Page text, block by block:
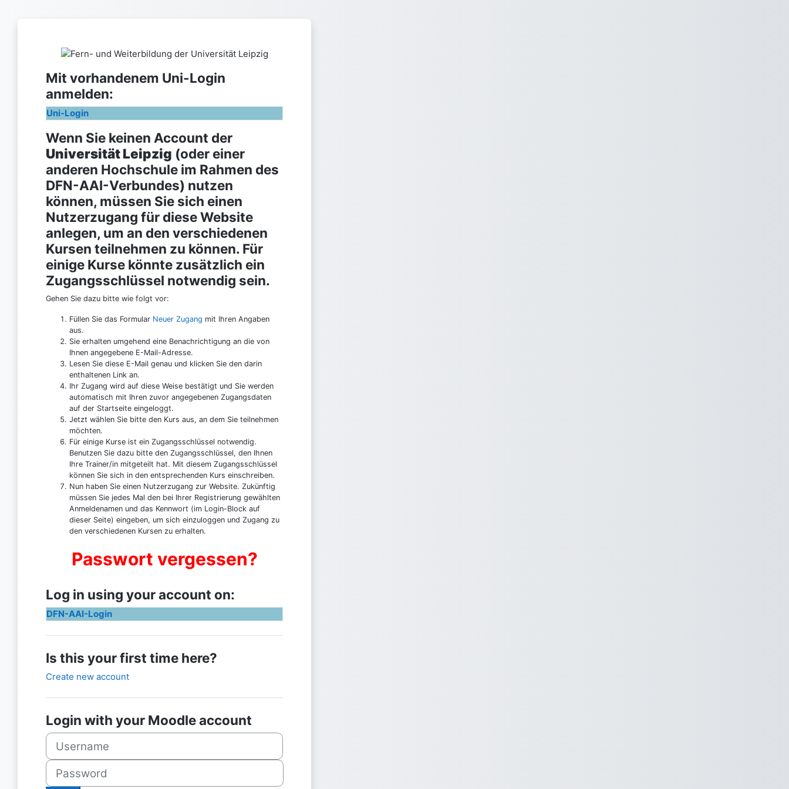
Log in to Fern- und Weiterbildung der Universität Leipzig
Mit vorhandenem Uni-Login
anmelden:
Uni-Login
Wenn Sie keinen Account der
Universität Leipzig (oder einer
anderen Hochschule im Rahmen des
DFN-AAI-Verbundes) nutzen
können, müssen Sie sich einen
Nutzerzugang für diese Website
anlegen, um an den verschiedenen
Kursen teilnehmen zu können. Für
einige Kurse könnte zusätzlich ein
Zugangsschlüssel notwendig sein.
Gehen Sie dazu bitte wie folgt vor:
Füllen Sie das Formular Neuer Zugang mit Ihren Angaben
aus.
Sie erhalten umgehend eine Benachrichtigung an die von
Ihnen angegebene E-Mail-Adresse.
Lesen Sie diese E-Mail genau und klicken Sie den darin
enthaltenen Link an.
Ihr Zugang wird auf diese Weise bestätigt und Sie werden
automatisch mit Ihren zuvor angegebenen Zugangsdaten
auf der Startseite eingeloggt.
Jetzt wählen Sie bitte den Kurs aus, an dem Sie teilnehmen
möchten.
Für einige Kurse ist ein Zugangsschlüssel notwendig.
Benutzen Sie dazu bitte den Zugangsschlüssel, den Ihnen
Ihre Trainer/in mitgeteilt hat. Mit diesem Zugangsschlüssel
können Sie sich in den entsprechenden Kurs einschreiben.
Nun haben Sie einen Nutzerzugang zur Website. Zukünftig
müssen Sie jedes Mal den bei Ihrer Registrierung gewählten
Anmeldenamen und das Kennwort (im Login-Block auf
dieser Seite) eingeben, um sich einzuloggen und Zugang zu
den verschiedenen Kursen zu erhalten.
Passwort vergessen?
Log in using your account on:
DFN-AAI-Login
Is this your first time here?
Create new account
Login with your Moodle account
Username
Password